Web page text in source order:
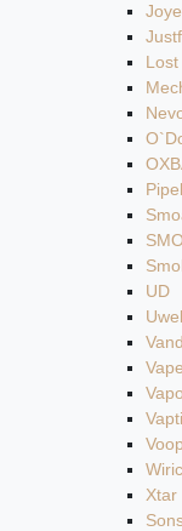
Lost
UD
Xtar